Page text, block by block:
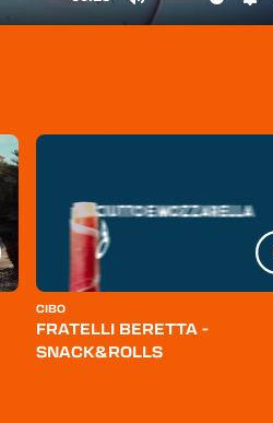
CIBO
FRATELLI BERETTA -
SNACK&ROLLS